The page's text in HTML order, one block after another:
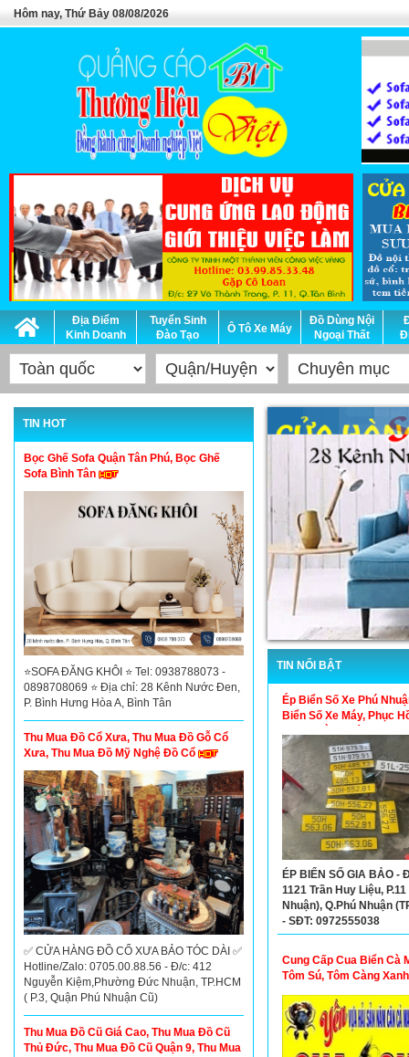
Hôm nay, Thứ Bảy 08/08/2026
Địa Điểm
Kinh Doanh
Tuyển Sinh
Đào Tạo
Ô Tô Xe Máy
Đồ Dùng Nội
Ngoại Thất
TIN HOT
Bọc Ghế Sofa Quận Tân Phú, Bọc Ghế
Sofa Bình Tân
⭐SOFA ĐĂNG KHÔI ⭐ Tel: 0938788073 -
0898708069 ⭐ Địa chỉ: 28 Kênh Nước Đen,
P. Bình Hưng Hòa A, Bình Tân
Thu Mua Đồ Cổ Xưa, Thu Mua Đồ Gỗ Cổ
Xưa, Thu Mua Đồ Mỹ Nghệ Đồ Cổ
✅ CỬA HÀNG ĐỒ CỔ XƯA BẢO TÓC DÀI ✅
Hotline/Zalo: 0705.00.88.56 - Đ/c: 412
Nguyễn Kiệm,Phường Đức Nhuận, TP.HCM
( P.3, Quận Phú Nhuận Cũ)
Thu Mua Đồ Cũ Giá Cao, Thu Mua Đồ Cũ
Thủ Đức, Thu Mua Đồ Cũ Quận 9, Thu Mua
TIN NỔI BẬT
Ép Biển Số Xe Phú
Biển Số Xe Máy, Phục
ÉP BIỂN SỐ GIA BẢO -
1121 Trần Huy Liệu, P.11
Nhuận), Q.Phú Nhuận
- SĐT: 0972555038
Cung Cấp Cua Biển Cà
Tôm Sú, Tôm Càng